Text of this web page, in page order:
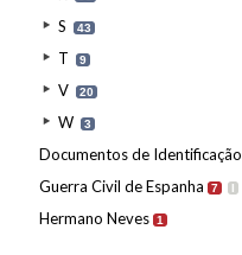
S 43
T 9
V 20
W 3
Documentos de Identificação
Guerra Civil de Espanha 7 I
Hermano Neves 1